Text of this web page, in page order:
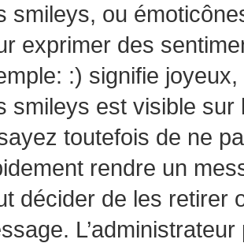
smileys, ou
exprimer des
:) signifie
smileys est visible
toutefois de ne
rendre un
décider de les retirer